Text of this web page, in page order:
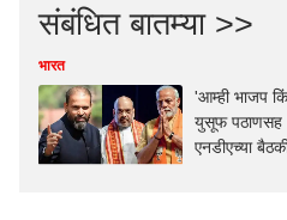
संबंधित बातम्या >>
भारत
'आम्ही भाजप
युसूफ पठाणसह
एनडीएच्या